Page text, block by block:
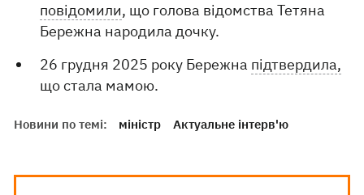
повідомили, що голова відомства Тетяна
Бережна народила дочку.
26 грудня 2025 року Бережна підтвердила,
що стала мамою.
Новини по темі: міністр Актуальне інтерв'ю